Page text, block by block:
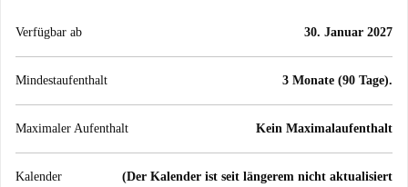
Verfügbar ab 30. Januar 2027
Mindestaufenthalt 3 Monate (90 Tage).
Maximaler Aufenthalt Kein Maximalaufenthalt
Kalender
(Der Kalender ist seit längerem nicht aktualisiert